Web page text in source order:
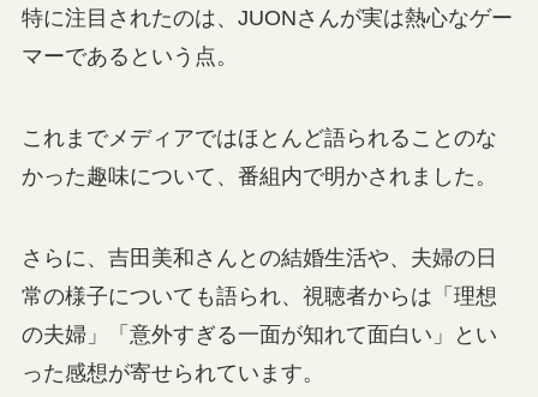
特に注目されたのは、JUONさんが実は熱心なゲー
マーであるという点。
これまでメディアではほとんど語られることのな
かった趣味について、番組内で明かされました。
さらに、吉田美和さんとの結婚生活や、夫婦の日
常の様子についても語られ、視聴者からは「理想
の夫婦」「意外すぎる一面が知れて面白い」とい
った感想が寄せられています。